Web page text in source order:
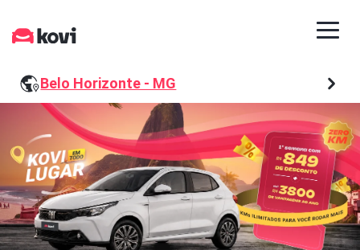
Belo Horizonte - MG